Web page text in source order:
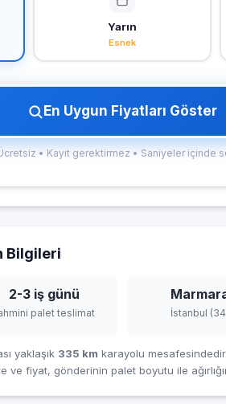
Yarın
Esnek
En Uygun Fiyatları Göster
• Kayıt gerektirmez • Saniyeler içinde
Bilgileri
2-3 iş günü
palet teslimat İstanbul
yaklaşık 335 km karayolu
ve fiyat, gönderinin palet boyutu ile